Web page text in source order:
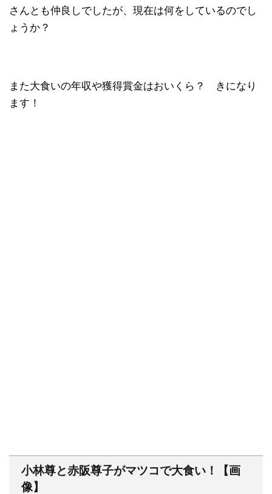
さんとも仲良しでしたが、現在は何をしているのでし
ょうか？
また大食いの年収や獲得賞金はおいくら？ きになり
ます！
小林尊と赤阪尊子がマツコで大食い！【画
像】